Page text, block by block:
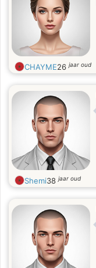
CHAYME26jaar oud
Shemi38jaar oud